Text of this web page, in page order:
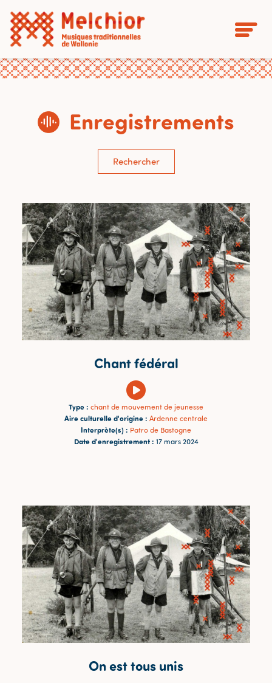
Enregistrements
Rechercher
Chant fédéral
Type : chant de mouvement de jeunesse
Aire culturelle d'origine : Ardenne centrale
Interprète(s) : Patro de Bastogne
Date d'enregistrement : 17 mars 2024
On est tous unis